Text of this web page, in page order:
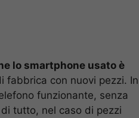
lo smartphone usato è
fabbrica con nuovi pezzi. In
funzionante, senza
tutto, nel caso di pezzi